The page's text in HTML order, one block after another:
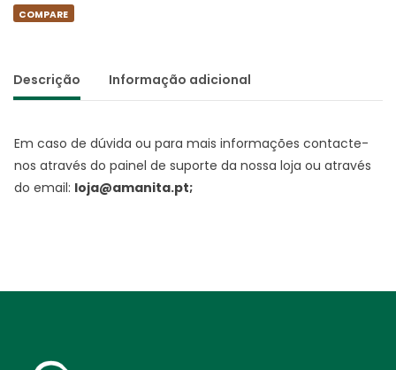
COMPARE
Descrição Informação adicional
Em caso de dúvida ou para mais informações contacte-
nos através do painel de suporte da nossa loja ou através
do email: loja@amanita.pt;